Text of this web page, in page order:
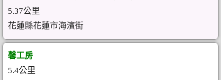
5.37公里
花蓮縣花蓮市海濱街
馨工房
5.4公里